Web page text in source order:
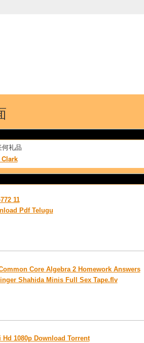
礼品
11
Pdf Telugu
Core Algebra 2 Homework Answers
Shahida Minis Full Sex Tape.flv
1080p Download Torrent